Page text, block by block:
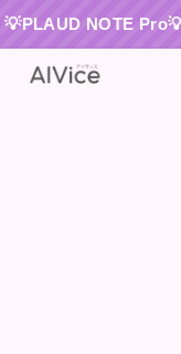
💡PLAUD NOTE